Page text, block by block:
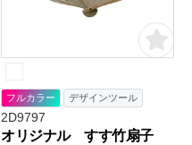
フルカラー デザインツール
2D9797
オリジナル すす竹扇子